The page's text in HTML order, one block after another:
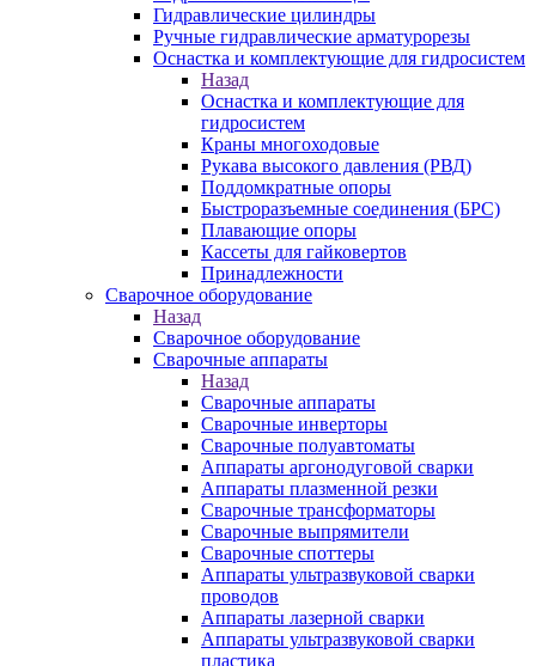
Гидравлические цилиндры
Ручные гидравлические арматурорезы
Оснастка и комплектующие для гидросистем
Назад
Оснастка и комплектующие для
гидросистем
Краны многоходовые
Рукава высокого давления (РВД)
Поддомкратные опоры
Быстроразъемные соединения (БРС)
Плавающие опоры
Кассеты для гайковертов
Принадлежности
Сварочное оборудование
Назад
Сварочное оборудование
Сварочные аппараты
Назад
Сварочные аппараты
Сварочные инверторы
Сварочные полуавтоматы
Аппараты аргонодуговой сварки
Аппараты плазменной резки
Сварочные трансформаторы
Сварочные выпрямители
Сварочные споттеры
Аппараты ультразвуковой сварки
проводов
Аппараты лазерной сварки
Аппараты ультразвуковой сварки
пластика